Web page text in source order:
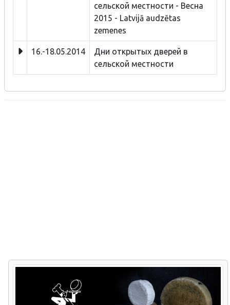
сельской местности - Bесна
2015 - Latvijā audzētas
zemenes
16.-18.05.2014
Дни открытых дверей в
сельской местности